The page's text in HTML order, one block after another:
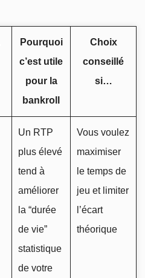
Pourquoi
c’est utile
pour la
bankroll
Choix
conseillé
si…
Un RTP
plus élevé
tend à
améliorer
la “durée
de vie”
statistique
de votre
Vous voulez
maximiser
le temps de
jeu et limiter
l’écart
théorique